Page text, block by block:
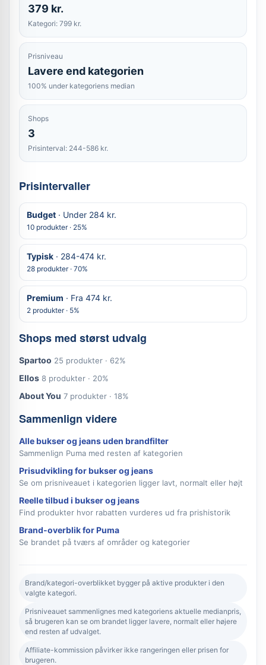
379 kr.
Kategori: 799 kr.
Prisniveau
Lavere end kategorien
100% under kategoriens median
Shops
3
Prisinterval: 244-586 kr.
Prisintervaller
Budget · Under 284 kr.
10 produkter · 25%
Typisk · 284-474 kr.
28 produkter · 70%
Premium · Fra 474 kr.
2 produkter · 5%
Shops med størst udvalg
Spartoo 25 produkter · 62%
Ellos 8 produkter · 20%
About You 7 produkter · 18%
Sammenlign videre
Alle bukser og jeans uden brandfilter
Sammenlign Puma med resten af kategorien
Prisudvikling for bukser og jeans
Se om prisniveauet i kategorien ligger lavt, normalt eller højt
Reelle tilbud i bukser og jeans
Find produkter hvor rabatten vurderes ud fra prishistorik
Brand-overblik for Puma
Se brandet på tværs af områder og kategorier
Brand/kategori-overblikket bygger på aktive produkter i den
valgte kategori.
Prisniveauet sammenlignes med kategoriens aktuelle medianpris,
så brugeren kan se om brandet ligger lavere, normalt eller højere
end resten af udvalget.
Affiliate-kommission påvirker ikke rangeringen eller prisen for
brugeren.